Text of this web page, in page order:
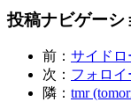
投稿ナビゲーシ
前： サイドロ
次： フォロイ
隣： tmr